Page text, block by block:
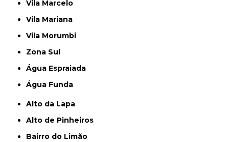
Vila Marcelo
Vila Mariana
Vila Morumbi
Zona Sul
Água Espraiada
Água Funda
Alto da Lapa
Alto de Pinheiros
Bairro do Limão